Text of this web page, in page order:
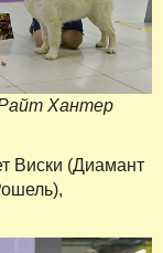
Хантер
Виски (Диамант